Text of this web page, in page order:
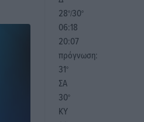
28°/30°
06:18
20:07
πρόγνωση:
31°
ΣΑ
30°
ΚΥ